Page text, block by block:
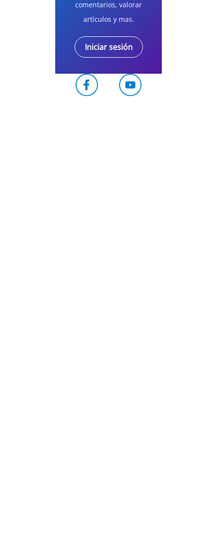
comentarios, valorar
artículos y mas.
Iniciar sesión